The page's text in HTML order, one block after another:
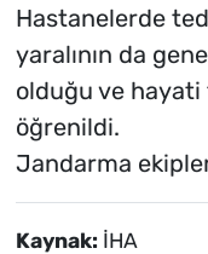
Hastanelerde
yaralının da
olduğu ve hayati
öğrenildi.
Jandarma
Kaynak: İHA